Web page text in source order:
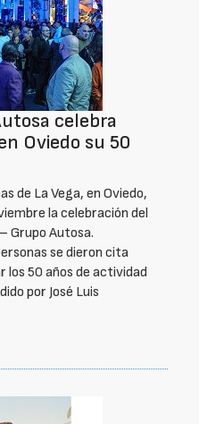
celebra
Oviedo su 50
de La Vega, en Oviedo,
la celebración del
Grupo Autosa.
se dieron cita
los 50 años de actividad
por José Luis